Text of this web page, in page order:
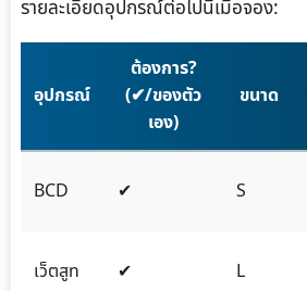
รายละเอียดอุปกรณ์ต่อไปนี้เมื่อจอง:
อุปกรณ์
ต้องการ?
(✔/ของตัว
เอง)
ขนาด
BCD ✔ S
เว็ตสูท ✔ L